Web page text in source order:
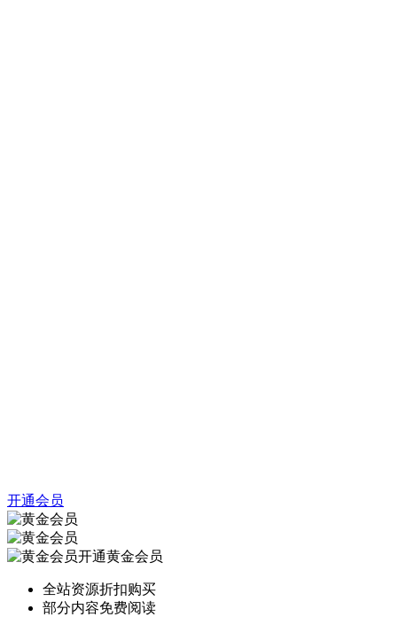
开通会员
开通黄金会员
全站资源折扣购买
部分内容免费阅读